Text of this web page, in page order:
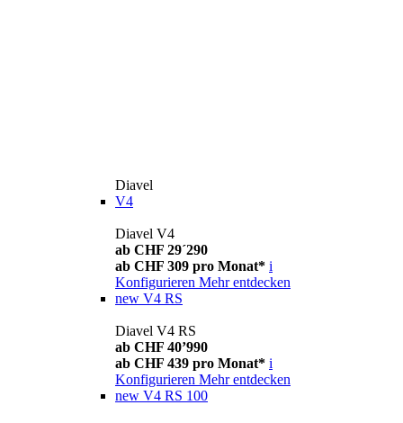
Diavel
V4
Diavel V4
ab CHF 29´290
ab CHF 309 pro Monat* i
Konfigurieren Mehr entdecken
new V4 RS
Diavel V4 RS
ab CHF 40’990
ab CHF 439 pro Monat* i
Konfigurieren Mehr entdecken
new V4 RS 100